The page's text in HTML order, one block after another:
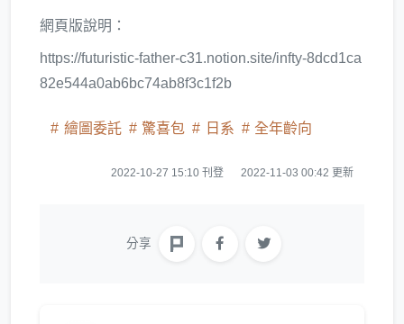
網頁版說明：
https://futuristic-father-c31.notion.site/infty-8dcd1ca
82e544a0ab6bc74ab8f3c1f2b
繪圖委託 驚喜包 日系 全年齡向
2022-10-27 15:10 刊登 2022-11-03 00:42 更新
分享